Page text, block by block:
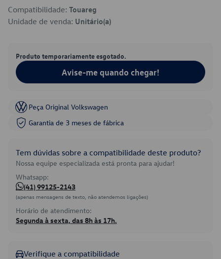
Compatibilidade: Touareg
Unidade de venda: Unitário(a)
Produto temporariamente esgotado.
Avise-me quando chegar!
Peça Original Volkswagen
Garantia de 3 meses de fábrica
Tem dúvidas sobre a compatibilidade deste produto?
Nossa equipe especializada está pronta para ajudar!
Whatsapp:
(41) 99125-2143
(apenas mensagens de texto, não atendemos ligações)
Horário de atendimento:
Segunda à sexta, das 8h às 17h.
Verifique a compatibilidade